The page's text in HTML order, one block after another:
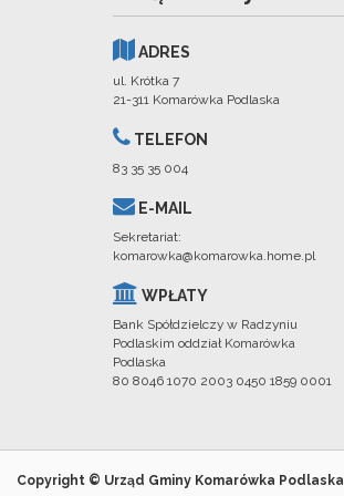
ADRES
ul. Krótka 7
21-311 Komarówka Podlaska
TELEFON
83 35 35 004
E-MAIL
Sekretariat:
komarowka@komarowka.home.pl
WPŁATY
Bank Spółdzielczy w Radzyniu
Podlaskim oddział Komarówka
Podlaska
80 8046 1070 2003 0450 1859 0001
Copyright © Urząd Gminy Komarówka Podlaska